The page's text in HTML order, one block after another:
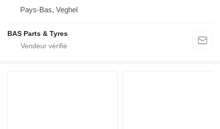
Pays-Bas, Veghel
BAS Parts & Tyres